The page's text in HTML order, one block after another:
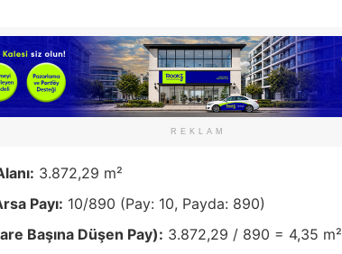
REKLAM
3.872,29 m²
Payı: 10/890 (Pay: 10, Payda: 890)
Başına Düşen Pay): 3.872,29 / 890 = 4,35 m²